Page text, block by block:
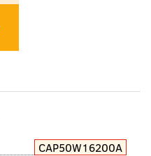
СAP50W16200A